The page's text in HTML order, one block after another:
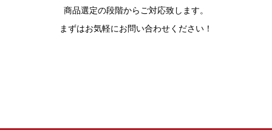
商品選定の段階からご対応致します。
まずはお気軽にお問い合わせください！